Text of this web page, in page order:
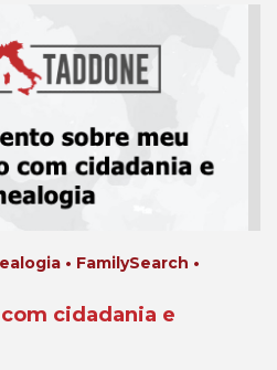
• FamilySearch •
cidadania e